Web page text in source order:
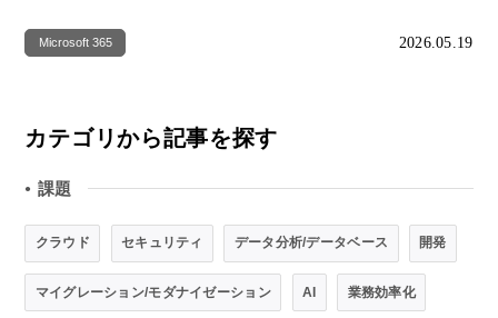
Microsoft 365 2026.05.19
カテゴリから記事を探す
● 課題
クラウド セキュリティ データ分析/データベース 開発
マイグレーション/モダナイゼーション AI 業務効率化